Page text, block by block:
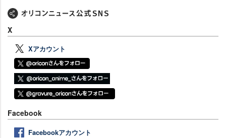
X
Xアカウント
Facebook
Facebookアカウント